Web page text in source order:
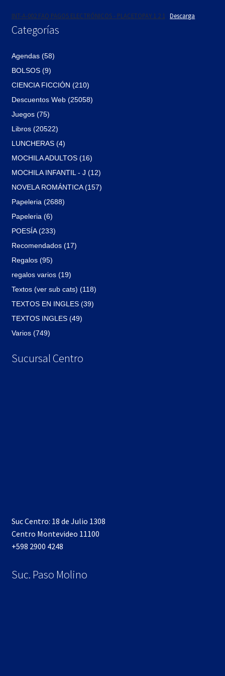
INT-A-002 FAQ PAGOS ELECTRÓNICOS - PLACETOPAY 1 2 1 Descarga
Categorías
Agendas (58)
BOLSOS (9)
CIENCIA FICCIÓN (210)
Descuentos Web (25058)
Juegos (75)
Libros (20522)
LUNCHERAS (4)
MOCHILA ADULTOS (16)
MOCHILA INFANTIL - J (12)
NOVELA ROMÁNTICA (157)
Papeleria (2688)
Papeleria (6)
POESÍA (233)
Recomendados (17)
Regalos (95)
regalos varios (19)
Textos (ver sub cats) (118)
TEXTOS EN INGLES (39)
TEXTOS INGLES (49)
Varios (749)
Sucursal Centro
Suc Centro: 18 de Julio 1308
Centro Montevideo 11100
+598 2900 4248
Suc. Paso Molino